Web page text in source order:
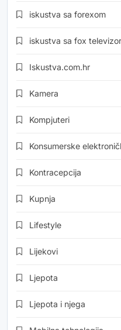
iskustva sa forexom
iskustva sa fox
Iskustva.com.hr
Kamera
Kompjuteri
Konsumerske
Kontracepcija
Kupnja
Lifestyle
Lijekovi
Ljepota
Ljepota i njega